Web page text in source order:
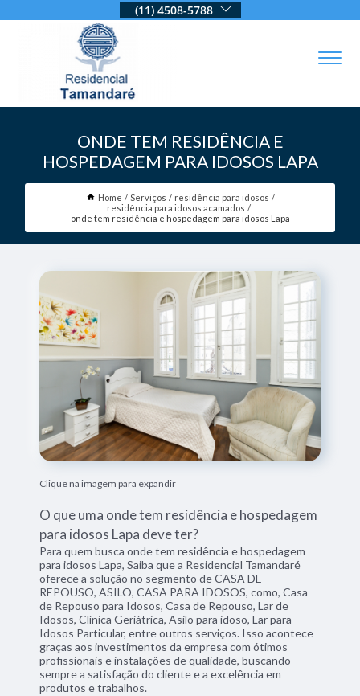
(11) 4508-5788
ONDE TEM RESIDÊNCIA E
HOSPEDAGEM PARA IDOSOS LAPA
Home Serviços
residência para idosos
residência para idosos acamados
onde tem residência e hospedagem para idosos Lapa
Clique na imagem para expandir
O que uma onde tem residência e hospedagem
para idosos Lapa deve ter?
Para quem busca onde tem residência e hospedagem
para idosos Lapa, Saiba que a Residencial Tamandaré
oferece a solução no segmento de CASA DE
REPOUSO, ASILO, CASA PARA IDOSOS, como, Casa
de Repouso para Idosos, Casa de Repouso, Lar de
Idosos, Clínica Geriátrica, Asilo para idoso, Lar para
Idosos Particular, entre outros serviços. Isso acontece
graças aos investimentos da empresa com ótimos
profissionais e instalações de qualidade, buscando
sempre a satisfação do cliente e a excelência em
produtos e trabalhos.